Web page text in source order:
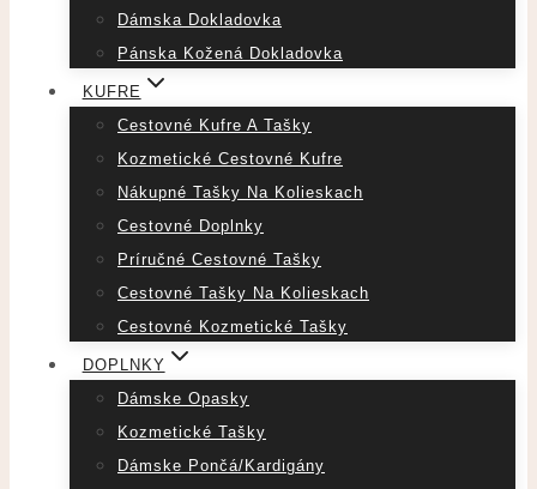
Dámska Dokladovka
Pánska Kožená Dokladovka
KUFRE
Cestovné Kufre A Tašky
Kozmetické Cestovné Kufre
Nákupné Tašky Na Kolieskach
Cestovné Doplnky
Príručné Cestovné Tašky
Cestovné Tašky Na Kolieskach
Cestovné Kozmetické Tašky
DOPLNKY
Dámske Opasky
Kozmetické Tašky
Dámske Pončá/Kardigány